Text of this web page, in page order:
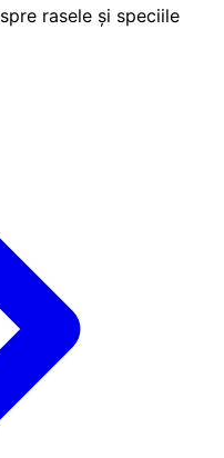
rasele și speciile